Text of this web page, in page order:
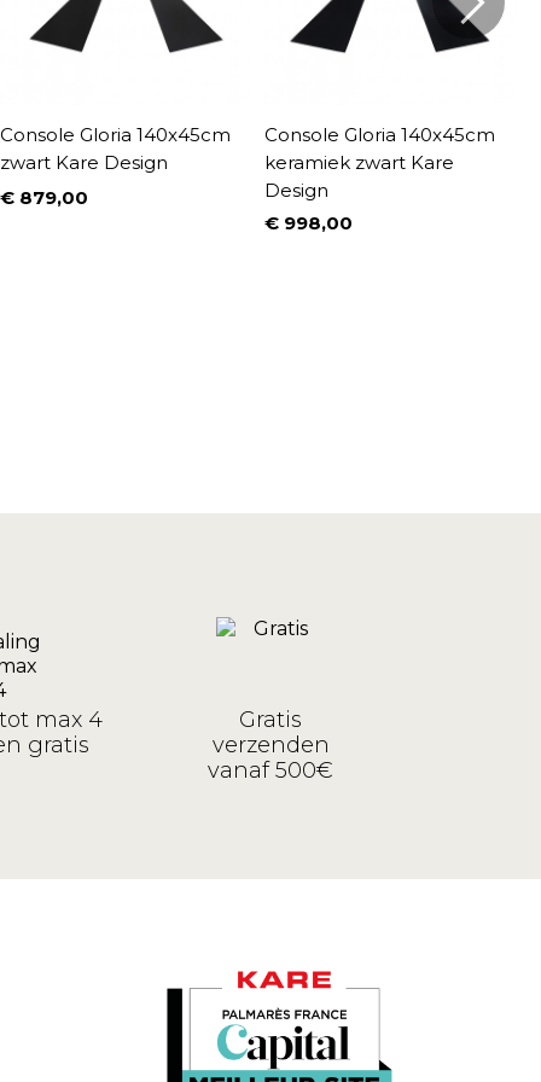
Console Gloria 140x45cm
zwart Kare Design
Prijs
€ 879,00
Console Gloria 140x45cm
keramiek zwart Kare
Design
Prijs
€ 998,00
max 4
gratis
Gratis
verzenden
vanaf 500€